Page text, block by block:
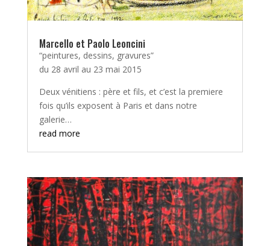
Marcello et Paolo Leoncini
“peintures, dessins, gravures”
du 28 avril au 23 mai 2015
Deux vénitiens : père et fils, et c’est la premiere
fois qu’ils exposent à Paris et dans notre
galerie…
read more